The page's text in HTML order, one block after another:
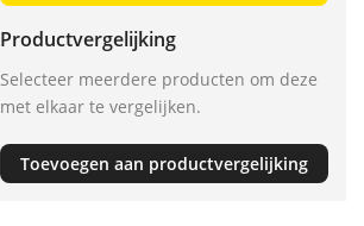
Productvergelijking
Selecteer meerdere producten om deze
met elkaar te vergelijken.
Toevoegen aan productvergelijking